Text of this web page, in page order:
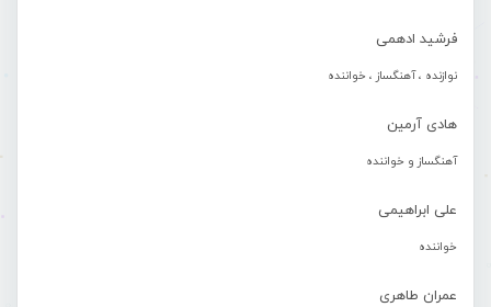
فرشید ادهمی
نوازنده ، آهنگساز ، خواننده
هادی آرمین
آهنگساز و خواننده
علی ابراهیمی
خواننده
عمران طاهری